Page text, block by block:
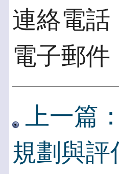
連絡電話
電子郵件
上一篇
規劃與評